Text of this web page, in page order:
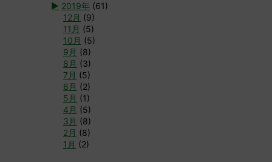
► 2019年 (61)
12月 (9)
11月 (5)
10月 (5)
9月 (8)
8月 (3)
7月 (5)
6月 (2)
5月 (1)
4月 (5)
3月 (8)
2月 (8)
1月 (2)